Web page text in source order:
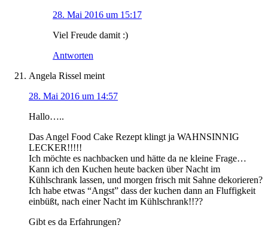
28. Mai 2016 um 15:17
Viel Freude damit :)
Antworten
Angela Rissel meint
28. Mai 2016 um 14:57
Hallo…..
Das Angel Food Cake Rezept klingt ja WAHNSINNIG
LECKER!!!!!
Ich möchte es nachbacken und hätte da ne kleine Frage…
Kann ich den Kuchen heute backen über Nacht im
Kühlschrank lassen, und morgen frisch mit Sahne dekorieren?
Ich habe etwas “Angst” dass der kuchen dann an Fluffigkeit
einbüßt, nach einer Nacht im Kühlschrank!!??
Gibt es da Erfahrungen?